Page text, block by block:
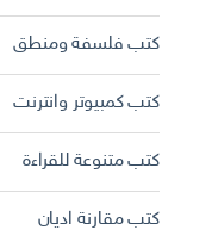
كتب فلسفة ومنطق
كتب كمبيوتر وانترنت
كتب متنوعة للقراءة
كتب مقارنة اديان